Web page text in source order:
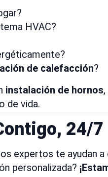
HVAC?
de calefacción?
instalación de hornos,
de vida.
24/7
expertos te ayudan
personalizada?